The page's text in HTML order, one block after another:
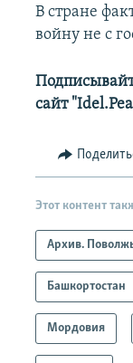
В стране
войну не с
сайт
Этот контент
Архив.
Башкортостан
Мордовия